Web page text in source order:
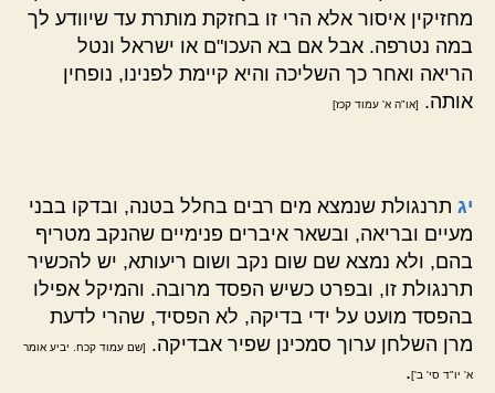
מחזיקין איסור אלא הרי זו בחזקת מותרת עד שיוודע לך
במה נטרפה. אבל אם בא העכו"ם או ישראל ונטל
הריאה ואחר כך השליכה והיא קיימת לפנינו, נופחין
אותה.
[או"ה א' עמוד קכז]
יג תרנגולת שנמצא מים רבים בחלל בטנה, ובדקו בבני
מעיים ובריאה, ובשאר איברים פנימיים שהנקב מטריף
בהם, ולא נמצא שם שום נקב ושום ריעותא, יש להכשיר
תרנגולת זו, ובפרט כשיש הפסד מרובה. והמיקל אפילו
בהפסד מועט על ידי בדיקה, לא הפסיד, שהרי לדעת
מרן השלחן ערוך סמכינן שפיר אבדיקה.
[שם עמוד קכח. יביע אומר
א' יו"ד סי' ב'].